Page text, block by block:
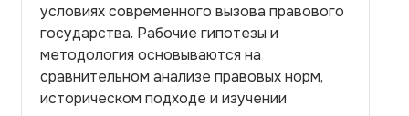
условиях современного вызова правового
государства. Рабочие гипотезы и
методология основываются на
сравнительном анализе правовых норм,
историческом подходе и изучении